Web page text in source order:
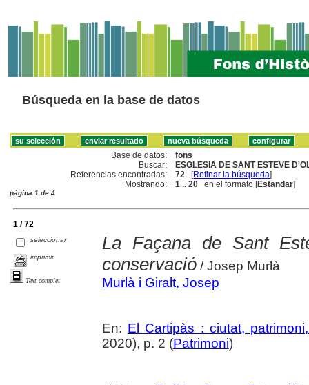
Búsqueda en la base de datos
Base de datos:
fons
Buscar:
ESGLESIA DE SANT ESTEVE
Referencias encontradas:
72 [Refinar la búsqueda]
Mostrando:
1 .. 20 en el formato [Estandar]
página 1 de 4
1 / 72
seleccionar
imprimir
Text complet
La Façana de Sant
conservació/ Josep Murlà
Murlà i Giralt, Josep
En: El Cartipàs : ciutat,
2020), p. 2 (Patrimoni)